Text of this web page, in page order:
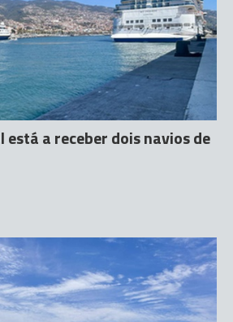
está a receber dois navios de